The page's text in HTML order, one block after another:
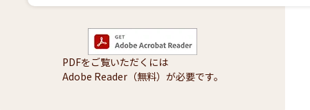
PDFをご覧いただくには
Adobe Reader（無料）が必要です。